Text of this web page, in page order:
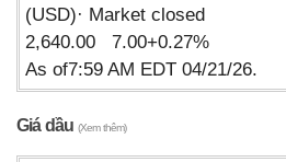
(USD)· Market closed
2,640.00 7.00+0.27%
As of7:59 AM EDT 04/21/26.
Giá dầu (Xem thêm)